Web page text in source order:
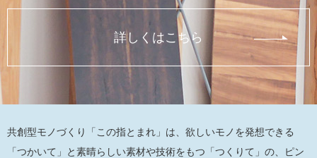
詳しくはこちら
共創型モノづくり「この指とまれ」は、欲しいモノを発想できる
「つかいて」と素晴らしい素材や技術をもつ「つくりて」の、ピン